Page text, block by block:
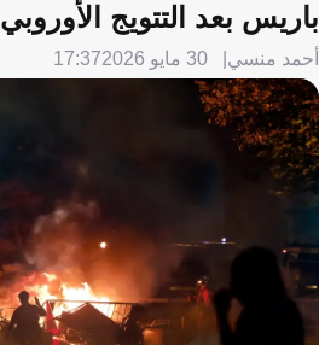
باريس بعد التتويج الأوروبي
أحمد منسي 30 مايو 2026 17:37